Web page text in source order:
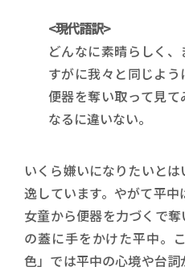
<現代語訳>
どんなに素晴らしく
すがに我々と同じよう
便器を奪い取って見
なるに違いない。
いくら嫌いになりたいと
逸しています。やがて平
女童から便器を力づくで
の蓋に手をかけた平中。
色」では平中の心境や台